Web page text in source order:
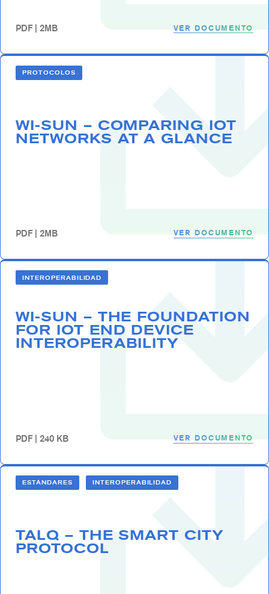
PDF | 2MB VER DOCUMENTO
PROTOCOLOS
WI-SUN – COMPARING IOT
NETWORKS AT A GLANCE
PDF | 2MB VER DOCUMENTO
INTEROPERABILIDAD
WI-SUN – THE FOUNDATION
FOR IOT END DEVICE
INTEROPERABILITY
PDF | 240 KB VER DOCUMENTO
ESTÁNDARES INTEROPERABILIDAD
TALQ – THE SMART CITY
PROTOCOL